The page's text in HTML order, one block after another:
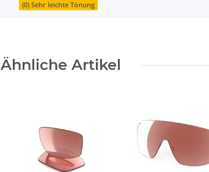
(0) Sehr leichte Tönung
Ähnliche Artikel